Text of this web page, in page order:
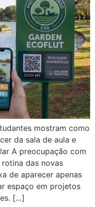
mostram como
da sala de aula e
A preocupação com
das novas
de aparecer apenas
espaço em projetos
[…]